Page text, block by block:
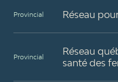
Provincial Réseau
Provincial
Réseau
santé des